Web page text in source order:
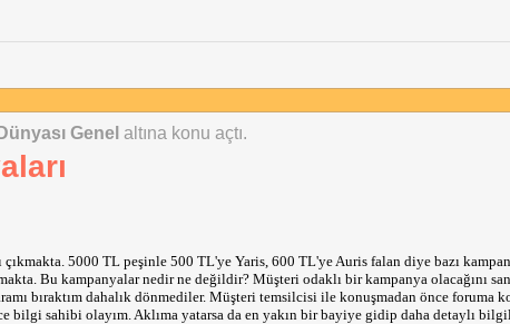
Genel altına konu açtı.
çıkmakta. 5000 TL peşinle 500 TL'ye Yaris, 600 TL'ye Auris falan diye bazı
Bu kampanyalar nedir ne değildir? Müşteri odaklı bir kampanya olacağını
bıraktım dahalık dönmediler. Müşteri temsilcisi ile konuşmadan önce foruma
sahibi olayım. Aklıma yatarsa da en yakın bir bayiye gidip daha detaylı